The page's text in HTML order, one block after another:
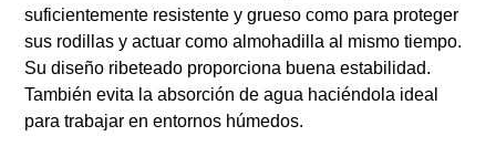
suficientemente resistente y grueso como para proteger
sus rodillas y actuar como almohadilla al mismo tiempo.
Su diseño ribeteado proporciona buena estabilidad.
También evita la absorción de agua haciéndola ideal
para trabajar en entornos húmedos.